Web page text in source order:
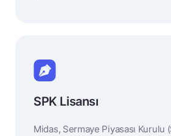
SPK Lisansı
Midas, Sermaye Piyasası Kurulu